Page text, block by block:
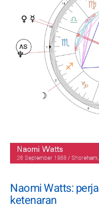
Naomi Watts:
ketenaran